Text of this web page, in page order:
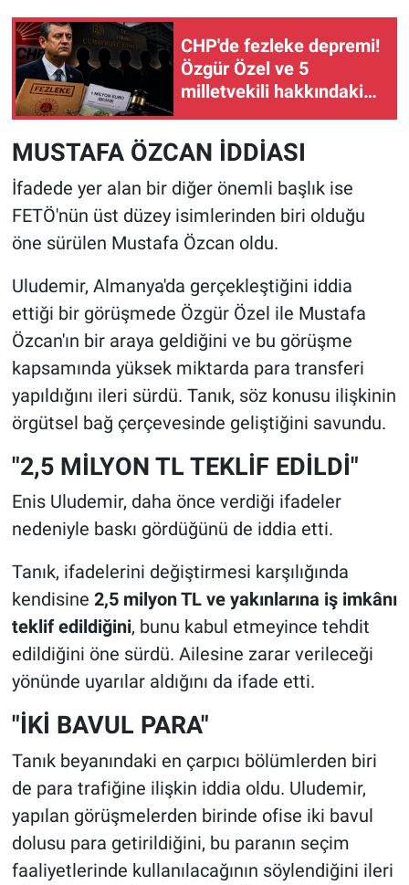
CHP'de fezleke depremi!
Özgür Özel ve 5
milletvekili hakkındaki
dosya Ankara'da
MUSTAFA ÖZCAN İDDİASI
İfadede yer alan bir diğer önemli başlık ise
FETÖ'nün üst düzey isimlerinden biri olduğu
öne sürülen Mustafa Özcan oldu.
Uludemir, Almanya'da gerçekleştiğini iddia
ettiği bir görüşmede Özgür Özel ile Mustafa
Özcan'ın bir araya geldiğini ve bu görüşme
kapsamında yüksek miktarda para transferi
yapıldığını ileri sürdü. Tanık, söz konusu ilişkinin
örgütsel bağ çerçevesinde geliştiğini savundu.
"2,5 MİLYON TL TEKLİF EDİLDİ"
Enis Uludemir, daha önce verdiği ifadeler
nedeniyle baskı gördüğünü de iddia etti.
Tanık, ifadelerini değiştirmesi karşılığında
kendisine 2,5 milyon TL ve yakınlarına iş imkânı
teklif edildiğini, bunu kabul etmeyince tehdit
edildiğini öne sürdü. Ailesine zarar verileceği
yönünde uyarılar aldığını da ifade etti.
"İKİ BAVUL PARA"
Tanık beyanındaki en çarpıcı bölümlerden biri
de para trafiğine ilişkin iddia oldu. Uludemir,
yapılan görüşmelerden birinde ofise iki bavul
dolusu para getirildiğini, bu paranın seçim
faaliyetlerinde kullanılacağının söylendiğini ileri